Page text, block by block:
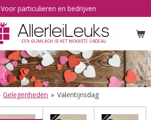
Voor particulieren en bedrijven
Gelegenheden » Valentijnsdag